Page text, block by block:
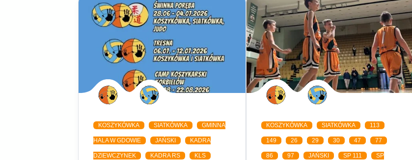
KOSZYKÓWKA SIATKÓWKA GMINNA
HALA W GDOWIE JAŃSKI KADRA
DZIEWCZYNEK KADRA RS KLS
KOSZYKÓWKA SIATKÓWKA 113
149 26 29 30 47 77
86 97 JAŃSKI SP 111 SP